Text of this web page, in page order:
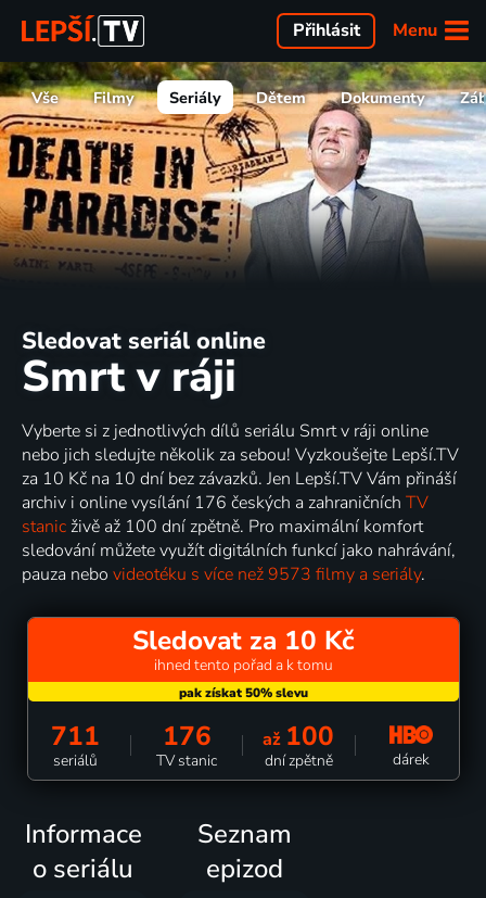
Menu
Přihlásit
Vše Filmy Seriály Dětem Dokumenty
Sledovat seriál online
Smrt v ráji
Vyberte si z jednotlivých dílů seriálu Smrt v ráji online
nebo jich sledujte několik za sebou! Vyzkoušejte Lepší.TV
za 10 Kč na 10 dní bez závazků. Jen Lepší.TV Vám přináší
archiv i online vysílání 176 českých a zahraničních TV
stanic živě až 100 dní zpětně. Pro maximální komfort
sledování můžete využít digitálních funkcí jako nahrávání,
pauza nebo videotéku s více než 9573 filmy a seriály.
Sledovat za 10 Kč
ihned tento pořad a k tomu
711
seriálů
176
TV stanic
až 100
dní zpětně dárek
Informace
o seriálu
Seznam
epizod